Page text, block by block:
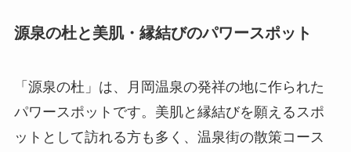
源泉の杜と美肌・縁結びのパワースポット
「源泉の杜」は、月岡温泉の発祥の地に作られた
パワースポットです。美肌と縁結びを願えるスポ
ットとして訪れる方も多く、温泉街の散策コース